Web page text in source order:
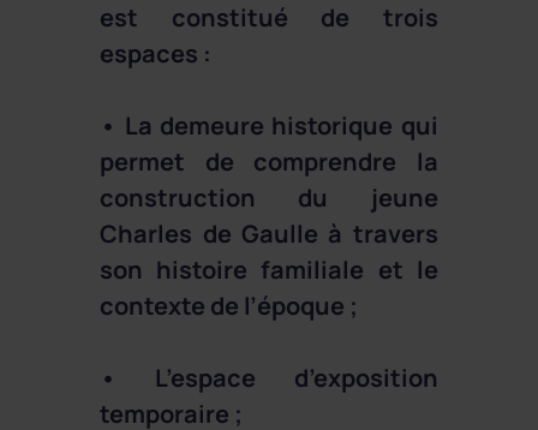
est constitué de trois
espaces :
• La demeure historique qui
permet de comprendre la
construction du jeune
Charles de Gaulle à travers
son histoire familiale et le
contexte de l’époque ;
• L’espace d’exposition
temporaire ;